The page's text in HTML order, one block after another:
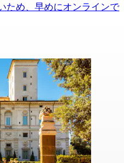
ため、早めにオンラインで